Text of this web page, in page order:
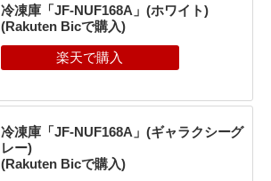
冷凍庫「JF-NUF168A」(ホワイト)
(Rakuten Bicで購入)
冷凍庫「JF-NUF168A」(ギャラクシーグ
レー)
(Rakuten Bicで購入)